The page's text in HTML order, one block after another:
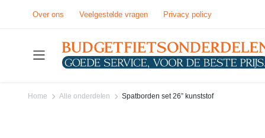
Over ons Veelgestelde vragen Privacy policy
Home Alle onderdelen Spatborden set 26” kunststof